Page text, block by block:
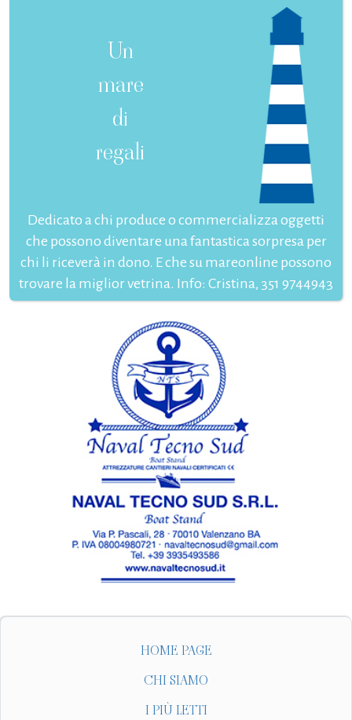
Un
mare
di
regali
Dedicato a chi produce o commercializza oggetti
che possono diventare una fantastica sorpresa per
chi li riceverà in dono. E che su mareonline possono
trovare la miglior vetrina. Info: Cristina, 351 9744943
HOME PAGE
CHI SIAMO
I PIÙ LETTI